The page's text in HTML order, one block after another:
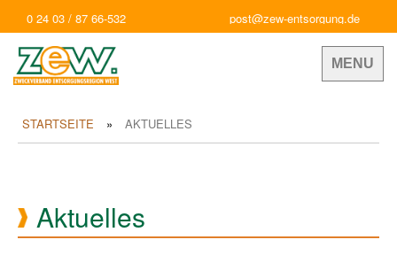
0 24 03 / 87 66-532 post@zew-entsorgung.de
MENU
STARTSEITE AKTUELLES
Aktuelles